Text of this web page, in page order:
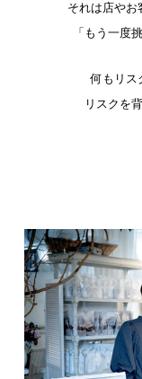
それは店やお
「もう一度
何もリス
リスクを